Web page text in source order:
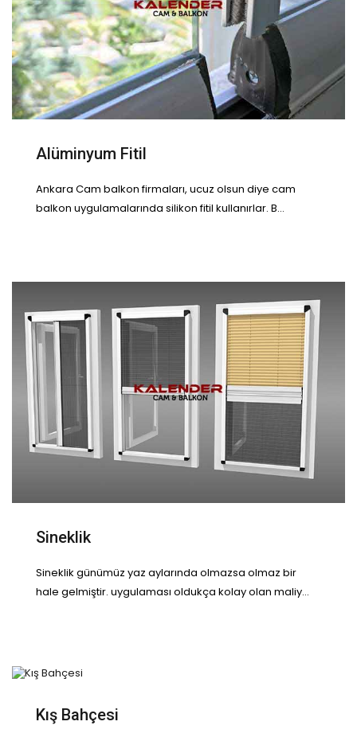
Alüminyum Fitil
Ankara Cam balkon firmaları, ucuz olsun diye cam
balkon uygulamalarında silikon fitil kullanırlar. B...
Sineklik
Sineklik günümüz yaz aylarında olmazsa olmaz bir
hale gelmiştir. uygulaması oldukça kolay olan maliy...
Kış Bahçesi